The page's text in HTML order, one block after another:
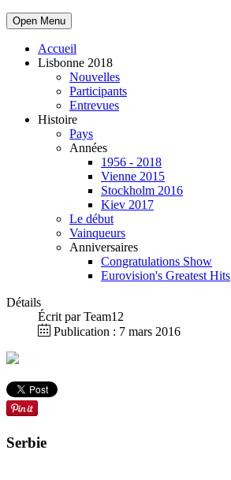
Open Menu
Accueil
Lisbonne 2018
Nouvelles
Participants
Entrevues
Histoire
Pays
Années
1956 - 2018
Vienne 2015
Stockholm 2016
Kiev 2017
Le début
Vainqueurs
Anniversaires
Congratulations Show
Eurovision's Greatest Hits
Détails
Écrit parTeam12
Publication : 7 mars 2016
Serbie